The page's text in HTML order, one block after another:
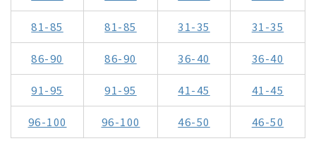
81-85 81-85 31-35 31-35
86-90 86-90 36-40 36-40
91-95 91-95 41-45 41-45
96-100 96-100 46-50 46-50